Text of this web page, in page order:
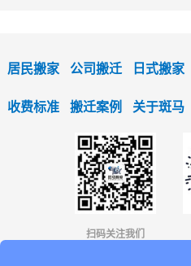
居民搬家 公司搬迁 日式搬家
收费标准 搬迁案例 关于斑马
扫码关注我们